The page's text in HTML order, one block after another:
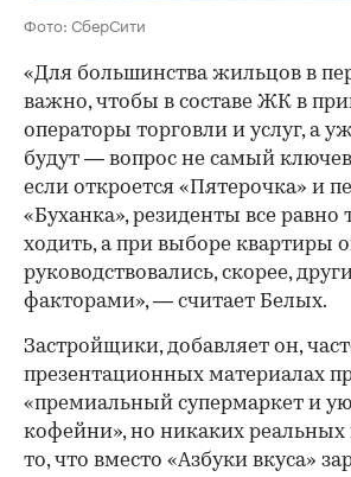
Фото: СберСити
«Для большинства жильцов в
важно, чтобы в составе ЖК в
операторы торговли и услуг, а
будут — вопрос не самый
если откроется «Пятерочка» и
«Буханка», резиденты все равно
ходить, а при выборе квартиры
руководствовались, скорее,
факторами», — считает Белых.
Застройщики, добавляет он,
презентационных материалах
«премиальный супермаркет и
кофейни», но никаких реальных
то, что вместо «Азбуки вкуса»